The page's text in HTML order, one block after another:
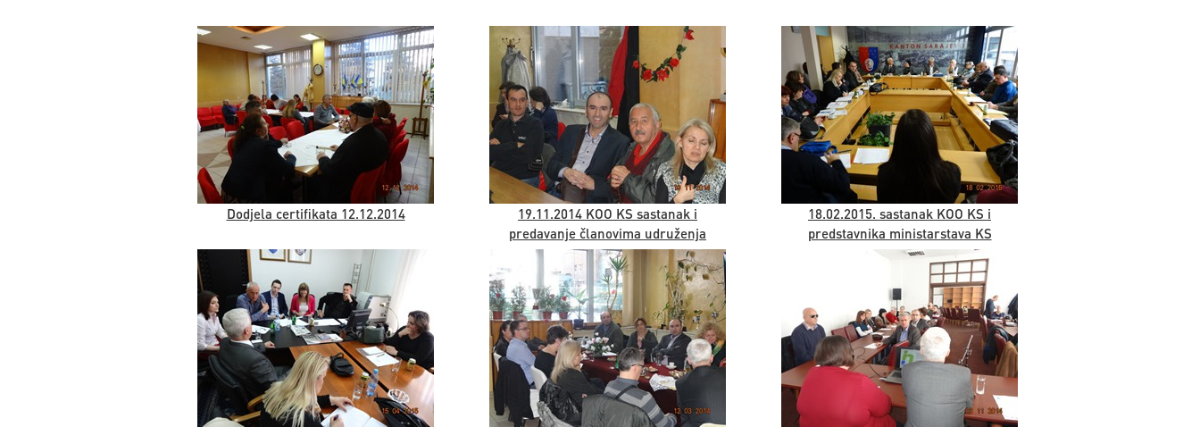
Dodjela certifikata 12.12.2014
19.11.2014 KOO KS sastanak i
predavanje članovima udruženja
18.02.2015. sastanak KOO KS i
predstavnika ministarstava KS